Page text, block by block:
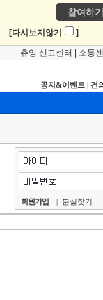
참여하기
[다시보지않기 ]
츄잉 신고센터 소통
공지&이벤트 | 건
회원가입 | 분실찾기